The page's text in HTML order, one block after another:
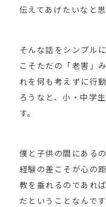
伝えてあげたいなと思
そんな話をシンプル
こそただの「老害」
れを何も考えずに行
ろうなと、小・中学
す。
僕と子供の間にある
経験の差こそが心の
教を垂れるのであれ
だということなんです